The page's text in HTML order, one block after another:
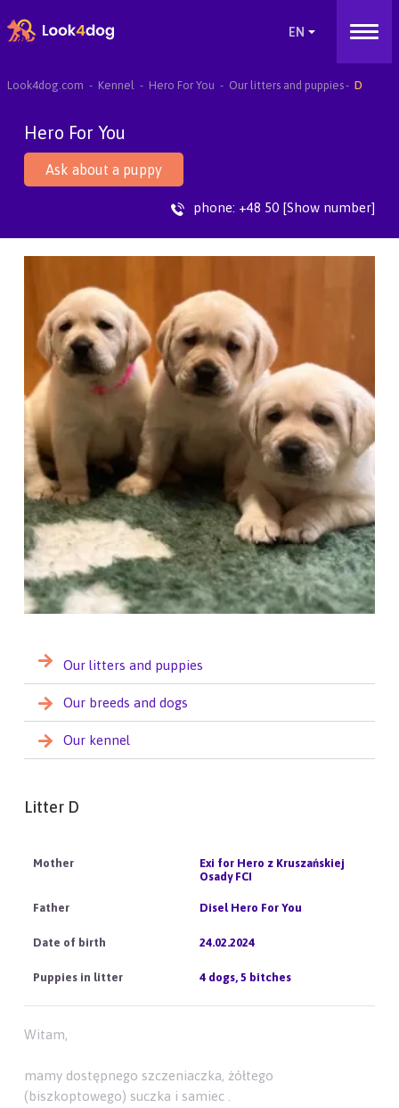
Look4dog.com Kennel Hero For You Our litters and puppies D
Hero For You
Ask about a puppy
phone: +48 50 [Show number]
Our litters and puppies
Our breeds and dogs
Our kennel
Litter D
Exi for Hero z Kruszańskiej
Osady FCI
Disel Hero For You
24.02.2024
4 dogs, 5 bitches
Witam,
mamy dostępnego szczeniaczka, żółtego
(biszkoptowego) suczka i samiec .